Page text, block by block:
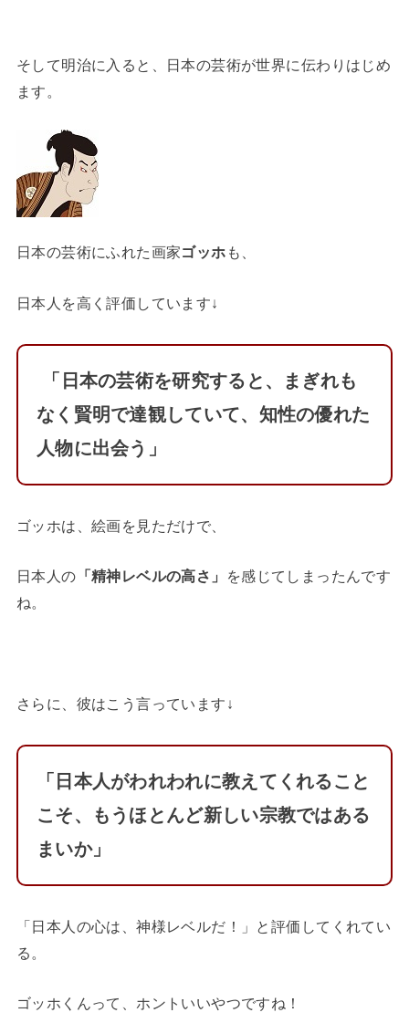
そして明治に入ると、日本の芸術が世界に伝わりはじめ
ます。
日本の芸術にふれた画家ゴッホ も、
日本人を高く評価しています↓
「日本の芸術を研究すると、まぎれも
なく賢明で達観していて、知性の優れた
人物に出会う」
ゴッホは、絵画を見ただけで、
日本人の 「精神レベルの高さ」
を感じてしまったんです
ね。
さらに、彼はこう言っています↓
「日本人がわれわれに教えてくれること
こそ、もうほとんど新しい宗教ではある
まいか」
「日本人の心は、神様レベルだ！」と評価してくれてい
る。
ゴッホくんって、ホントいいやつですね！